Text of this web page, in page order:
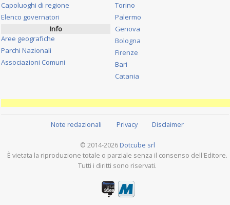
Capoluoghi di regione
Elenco governatori
Info
Aree geografiche
Parchi Nazionali
Associazioni Comuni
Torino
Palermo
Genova
Bologna
Firenze
Bari
Catania
Note redazionali Privacy Disclaimer
© 2014-2026 Dotcube srl
È vietata la riproduzione totale o parziale senza il consenso dell'Editore.
Tutti i diritti sono riservati.